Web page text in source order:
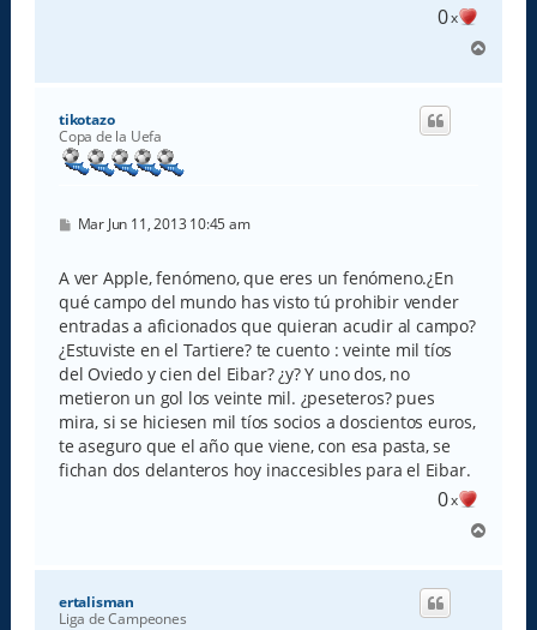
0x
r
tikotazo
Copa de la Uefa
M
s
a
j
e
Mar Jun 11, 2013 10:45 am
A ver Apple, fenómeno, que eres un fenómeno.¿En
qué campo del mundo has visto tú prohibir vender
entradas a aficionados que quieran acudir al campo?
¿Estuviste en el Tartiere? te cuento : veinte mil tíos
del Oviedo y cien del Eibar? ¿y? Y uno dos, no
metieron un gol los veinte mil. ¿peseteros? pues
mira, si se hiciesen mil tíos socios a doscientos euros,
te aseguro que el año que viene, con esa pasta, se
fichan dos delanteros hoy inaccesibles para el Eibar.
0x
r
ertalisman
Liga de Campeones